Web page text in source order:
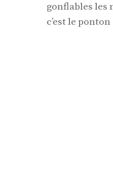
gonflables les
c’est le